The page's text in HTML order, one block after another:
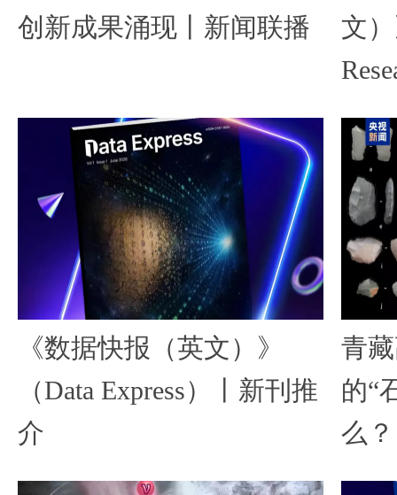
创新成果涌现丨新闻联播
文
《数据快报（英文）》
（Data Express）丨新刊推
介
青
的“
么？